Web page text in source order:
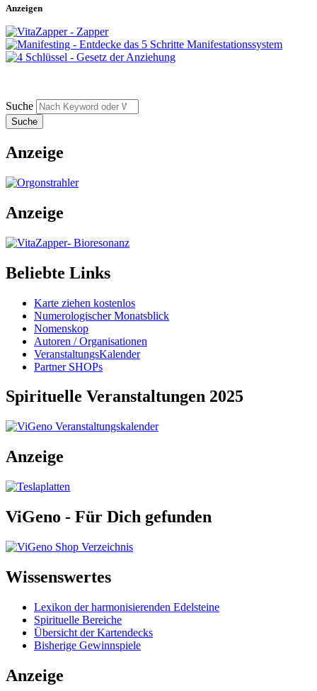
Anzeigen
Suche
Anzeige
Anzeige
Beliebte Links
Karte ziehen kostenlos
Numerologischer Monatsblick
Nomenskop
Autoren / Organisationen
VeranstaltungsKalender
Partner SHOPs
Spirituelle Veranstaltungen 2025
Anzeige
ViGeno - Für Dich gefunden
Wissenswertes
Lexikon der harmonisierenden Edelsteine
Spirituelle Bereiche
Übersicht der Kartendecks
Bisherige Gewinnspiele
Anzeige